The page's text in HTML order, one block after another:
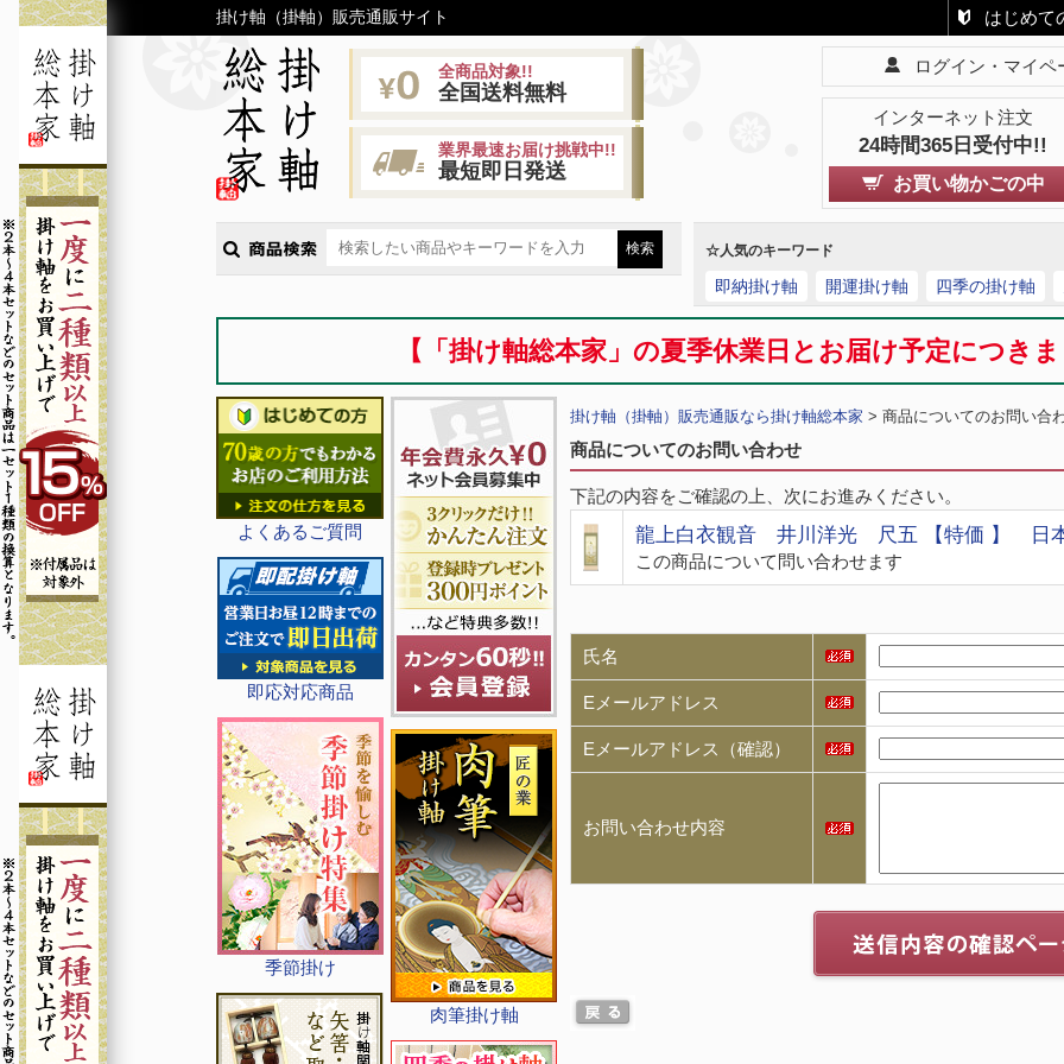
掛け軸（掛軸）販売通販サイト はじめて
全商品対象!!
全国送料無料
業界最速お届け挑戦中!!
最短即日発送
ログイン・マイペ
インターネット注文
24時間365日受付中!!
お買い物かごの中
☆人気のキーワード
即納掛け軸 開運掛け軸 四季の掛け軸
【「掛け軸総本家」の夏季休業日とお届け予定につ
よくあるご質問
即応対応商品
季節掛け
肉筆掛け軸
掛け軸（掛軸）販売通販なら掛け軸総本家 > 商品についてのお問い合
商品についてのお問い合わせ
下記の内容をご確認の上、次にお進みください。
龍上白衣観音 井川洋光 尺五 【特価 】 日
この商品について問い合わせます
氏名
Eメールアドレス
Eメールアドレス（確認）
お問い合わせ内容